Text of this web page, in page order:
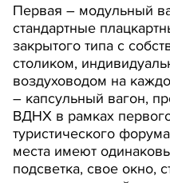
Первая – модульный
стандартные
закрытого типа с
столиком,
воздуховодом на
– капсульный вагон,
ВДНХ в рамках
туристического
места имеют
подсветка, свое окно,